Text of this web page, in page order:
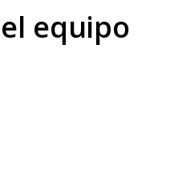
equipo